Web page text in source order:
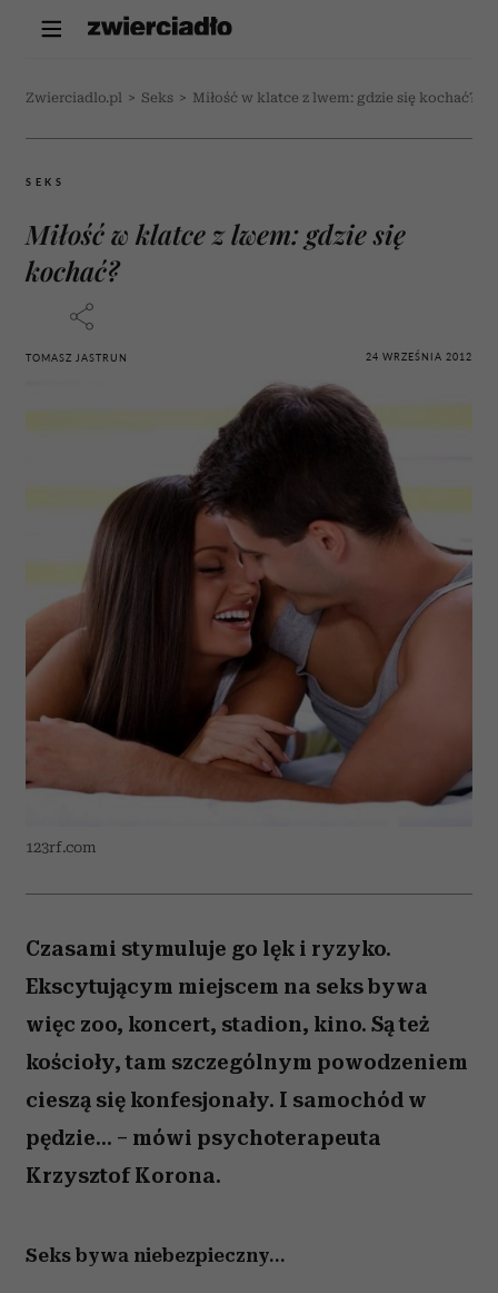
Zwierciadlo.pl > Seks > Miłość w klatce z lwem: gdzie się kochać?
SEKS
Miłość w klatce z lwem: gdzie się
kochać?
TOMASZ JASTRUN 24 WRZEŚNIA 2012
123rf.com
Czasami stymuluje go lęk i ryzyko.
Ekscytującym miejscem na seks bywa
więc zoo, koncert, stadion, kino. Są też
kościoły, tam szczególnym powodzeniem
cieszą się konfesjonały. I samochód w
pędzie... – mówi psychoterapeuta
Krzysztof Korona.
Seks bywa niebezpieczny…